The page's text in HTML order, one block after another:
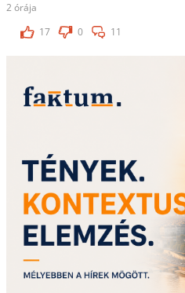
2 órája
17
0 11